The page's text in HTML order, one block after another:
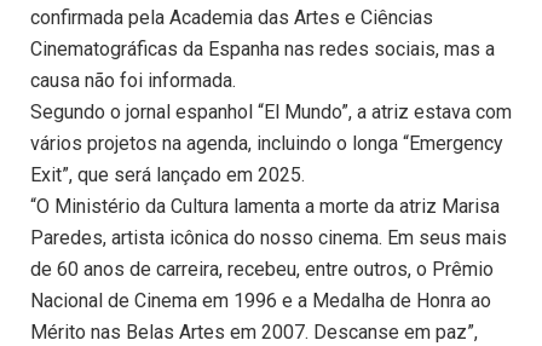
confirmada pela Academia das Artes e Ciências
Cinematográficas da Espanha nas redes sociais, mas a
causa não foi informada.
Segundo o jornal espanhol “El Mundo”, a atriz estava com
vários projetos na agenda, incluindo o longa “Emergency
Exit”, que será lançado em 2025.
“O Ministério da Cultura lamenta a morte da atriz Marisa
Paredes, artista icônica do nosso cinema. Em seus mais
de 60 anos de carreira, recebeu, entre outros, o Prêmio
Nacional de Cinema em 1996 e a Medalha de Honra ao
Mérito nas Belas Artes em 2007. Descanse em paz”,